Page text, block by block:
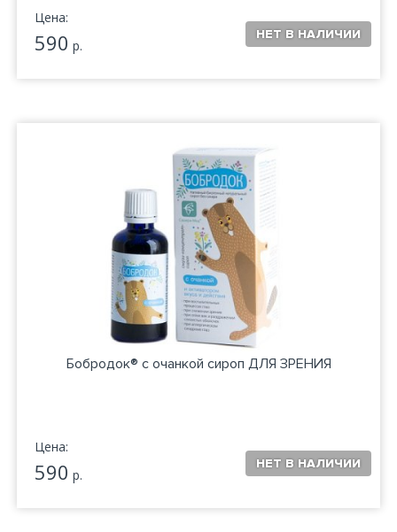
Цена:
590 р.
Бобродок® с очанкой сироп ДЛЯ ЗРЕНИЯ
Цена:
590 р.